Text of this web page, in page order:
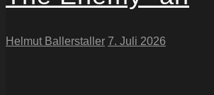
Helmut Ballerstaller 7. Juli 2026